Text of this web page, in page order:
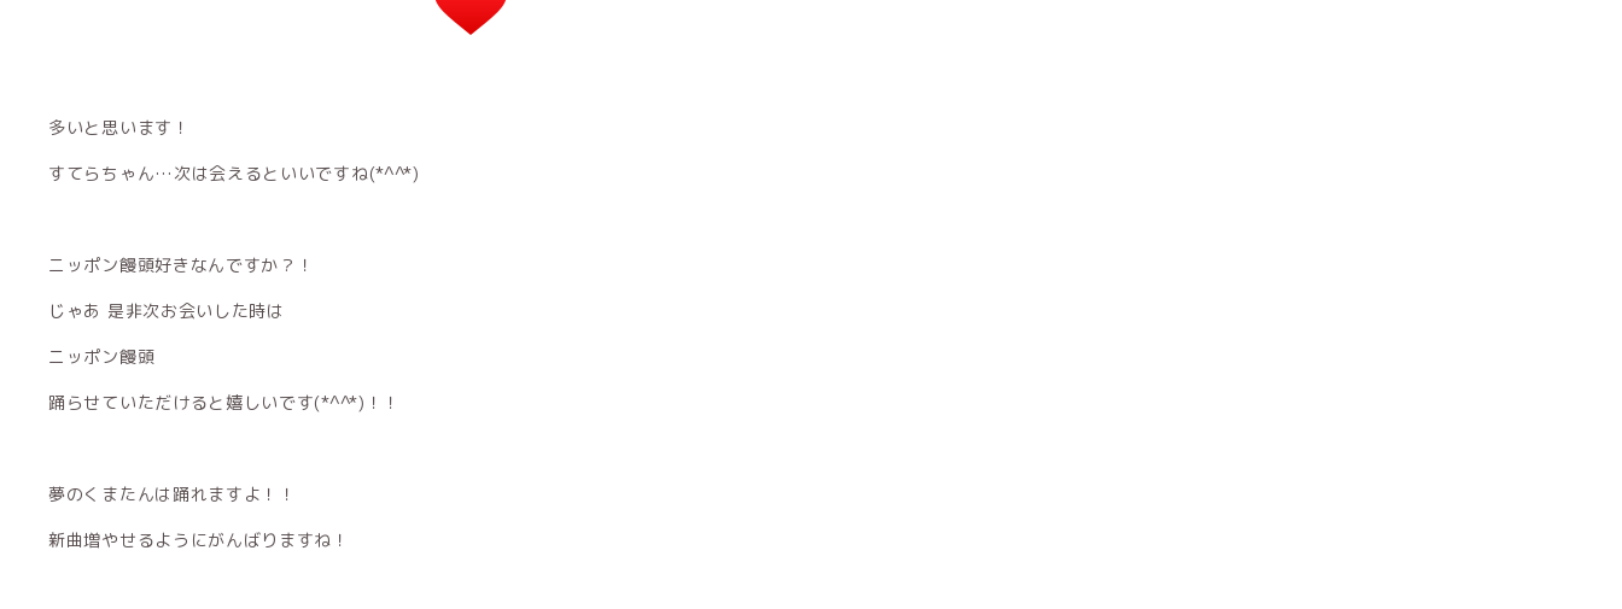
多いと思います！
すてらちゃん…次は会えるといいですね(*^^*)
ニッポン饅頭好きなんですか？！
じゃあ 是非次お会いした時は
ニッポン饅頭
踊らせていただけると嬉しいです(*^^*)！！
夢のくまたんは踊れますよ！！
新曲増やせるようにがんばりますね！